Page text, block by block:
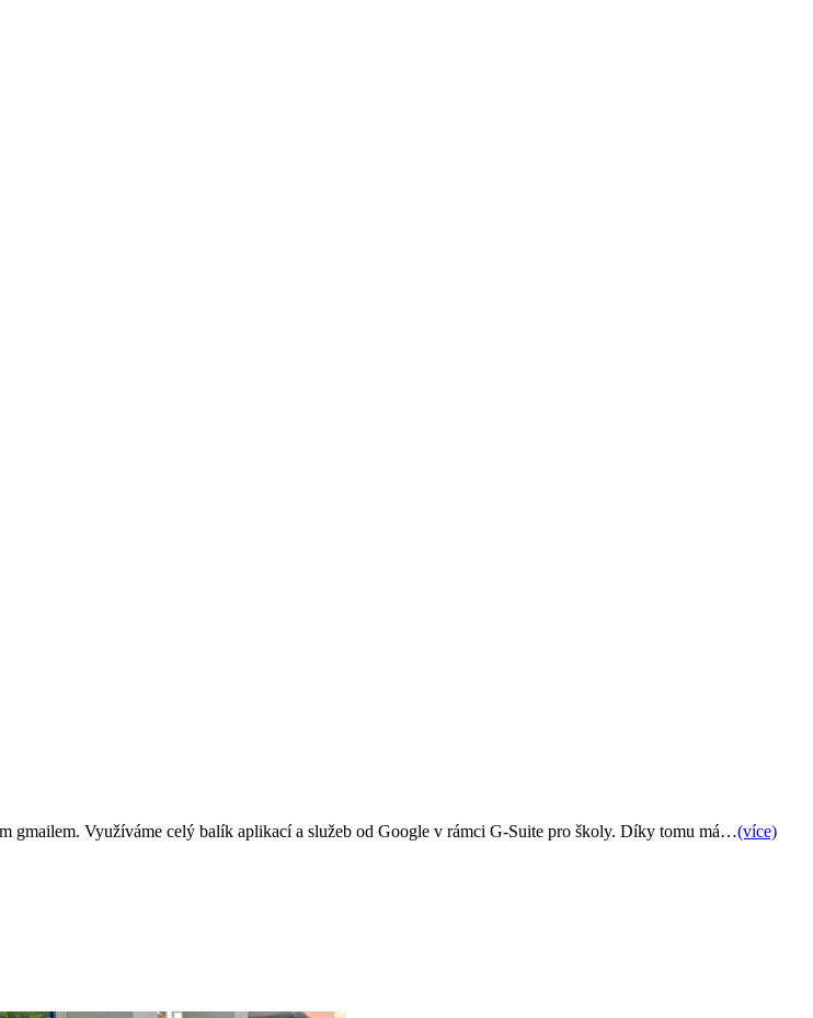
gmailem. Využíváme celý balík aplikací a služeb od Google v rámci G-Suite pro školy. Díky tomu má…(více)